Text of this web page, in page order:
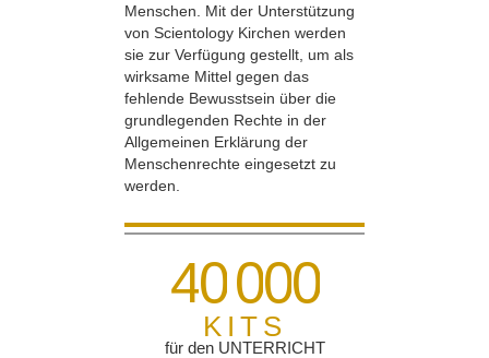
Menschen. Mit der Unterstützung
von Scientology Kirchen werden
sie zur Verfügung gestellt, um als
wirksame Mittel gegen das
fehlende Bewusstsein über die
grundlegenden Rechte in der
Allgemeinen Erklärung der
Menschenrechte eingesetzt zu
werden.
40000
KITS
für den UNTERRICHT